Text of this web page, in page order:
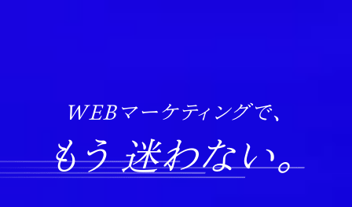
WEBマーケティングで、
もう 迷わない。